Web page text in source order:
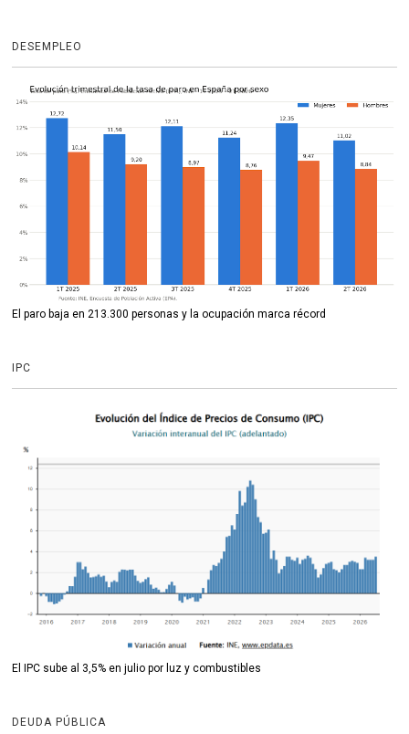
DESEMPLEO
El paro baja en 213.300 personas y la ocupación marca récord
IPC
El IPC sube al 3,5% en julio por luz y combustibles
DEUDA PÚBLICA